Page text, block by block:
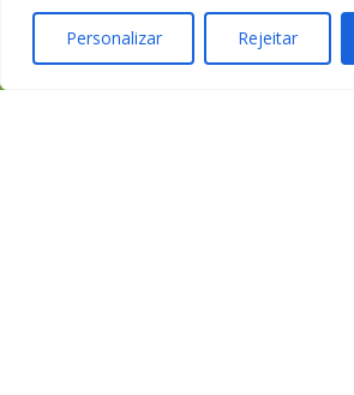
Personalizar Rejeitar